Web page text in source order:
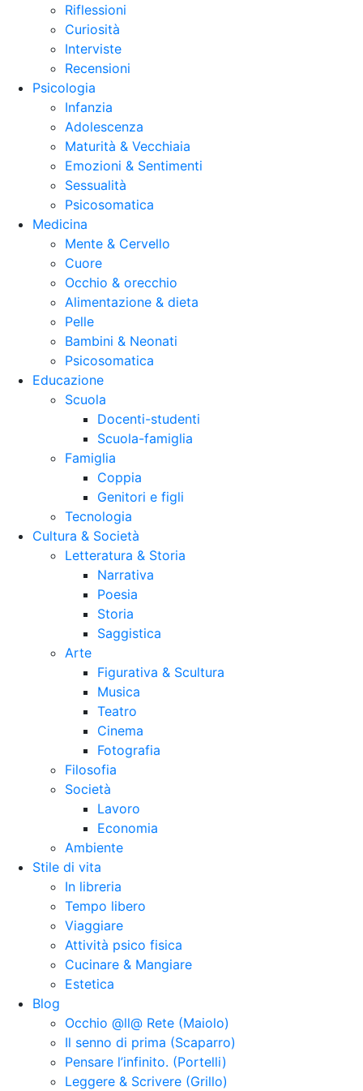
Riflessioni
Curiosità
Interviste
Recensioni
Psicologia
Infanzia
Adolescenza
Maturità & Vecchiaia
Emozioni & Sentimenti
Sessualità
Psicosomatica
Medicina
Mente & Cervello
Cuore
Occhio & orecchio
Alimentazione & dieta
Pelle
Bambini & Neonati
Psicosomatica
Educazione
Scuola
Docenti-studenti
Scuola-famiglia
Famiglia
Coppia
Genitori e figli
Tecnologia
Cultura & Società
Letteratura & Storia
Narrativa
Poesia
Storia
Saggistica
Arte
Figurativa & Scultura
Musica
Teatro
Cinema
Fotografia
Filosofia
Società
Lavoro
Economia
Ambiente
Stile di vita
In libreria
Tempo libero
Viaggiare
Attività psico fisica
Cucinare & Mangiare
Estetica
Blog
Occhio @ll@ Rete (Maiolo)
Il senno di prima (Scaparro)
Pensare l’infinito. (Portelli)
Leggere & Scrivere (Grillo)